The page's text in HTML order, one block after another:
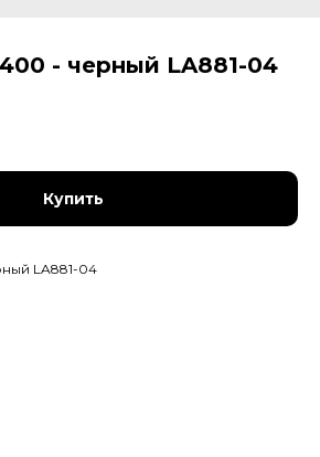
- черный LA881-04
Купить
LA881-04